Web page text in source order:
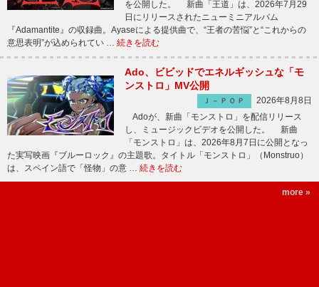
を公開した。 新曲「王道」は、2026年7月29
日にリリースされたニューミニアルバム
『Adamantite』の収録曲。Ayaseによる提供曲で、“王者の苦悩”と“これからの
意思表明”が込められてい … 続きを読む
Ado、ビビッドでエネルギッシュな「モ
ンストロ」MV公開
Ｊ－ＰＯＰ
2026年8月8日
Adoが、新曲「モンストロ」を配信リリース
し、ミュージックビデオを公開した。 新曲
「モンストロ」は、2026年8月7日に公開となっ
た実写映画『ブルーロック』の主題歌。タイトル「モンストロ」（Monstruo）
は、スペイン語で「怪物」の意 … 続きを読む
more »